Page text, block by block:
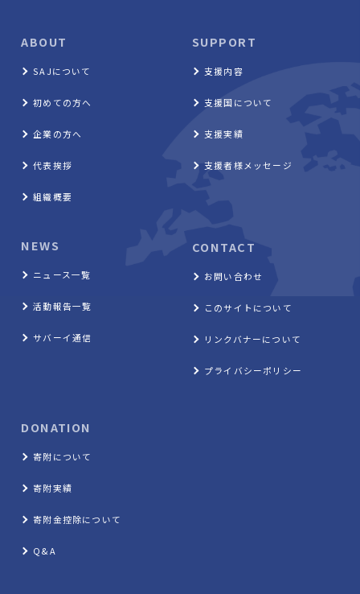
ABOUT
SAJについて
初めての方へ
企業の方へ
代表挨拶
組織概要
NEWS
ニュース一覧
活動報告一覧
サバーイ通信
SUPPORT
支援内容
支援国について
支援実績
支援者様メッセージ
CONTACT
お問い合わせ
このサイトについて
リンクバナーについて
プライバシーポリシー
DONATION
寄附について
寄附実績
寄附金控除について
Q&A